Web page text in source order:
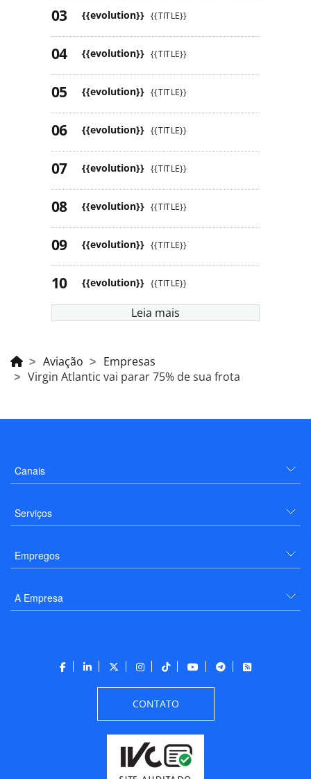
{{evolution}} {{TITLE}}
{{evolution}} {{TITLE}}
{{evolution}} {{TITLE}}
{{evolution}} {{TITLE}}
{{evolution}} {{TITLE}}
{{evolution}} {{TITLE}}
{{evolution}} {{TITLE}}
{{evolution}} {{TITLE}}
Leia mais
Aviação
Empresas
Virgin Atlantic vai parar 75% de sua frota
Canais
Serviços
Empregos
A Empresa
CONTATO